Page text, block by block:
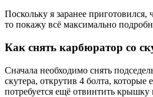
Поскольку я заранее приготовился,
то покажу всё максимально
Как снять карбюратор со
Сначала необходимо снять
скутера, открутив 4 болта, которые
потребуется ещё отвинтить крышку